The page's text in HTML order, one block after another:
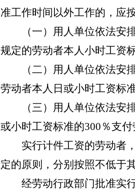
准工作时间以外工作的，应
（一）用人单位依法
规定的劳动者本人小时工资
（二）用人单位依法
劳动者本人日或小时工资标
（三）用人单位依法安
或小时工资标准的300 ％支付
实行计件工资的劳动者
定的原则，分别按照不低于
经劳动行政部门批准实